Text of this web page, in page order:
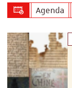
Agenda